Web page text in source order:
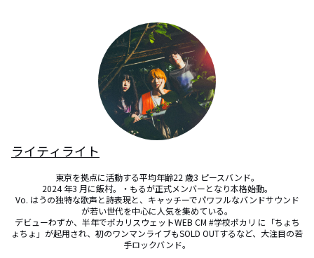
ライティライト
東京を拠点に活動する平均年齢22 歳3 ピースバンド。
2024 年3 月に飯村。・もるが正式メンバーとなり本格始動。
Vo. はうの独特な歌声と詩表現と、キャッチーでパワフルなバンドサウンド
が若い世代を中心に人気を集めている。
デビューわずか、半年でポカリスウェットWEB CM #学校ポカリ に「ちょち
ょちょ」が起用され、初のワンマンライブもSOLD OUTするなど、大注目の若
手ロックバンド。